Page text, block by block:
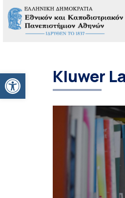
Ανοίξτε τη γραμμή εργαλείωνKluwer